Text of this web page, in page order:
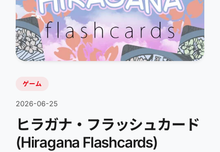
ゲーム
2026-06-25
ヒラガナ・フラッシュカード
(Hiragana Flashcards)